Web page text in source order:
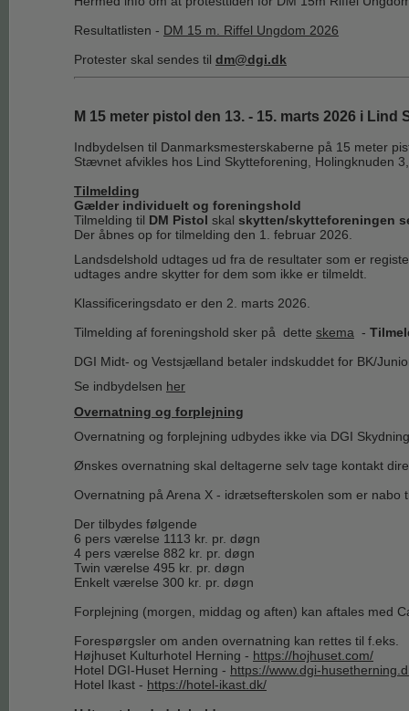
Resultatlisten - DM 15 m. Riffel Ungdom 2026
Protester skal sendes til dm@dgi.dk
M 15 meter pistol den 13. - 15. marts 2026 i Lind
Indbydelsen til Danmarksmesterskaberne på 15 meter
Stævnet afvikles hos Lind Skytteforening, Holingknuden
Tilmelding
Gælder individuelt og foreningshold
Tilmelding til DM Pistol skal skytten/skytteforeningen
Der åbnes op for tilmelding den 1. februar 2026.
Landsdelshold udtages ud fra de resultater som er
udtages andre skytter for dem som ikke er tilmeldt.
Klassificeringsdato er den 2. marts 2026.
Tilmelding af foreningshold sker på dette skema -
DGI Midt- og Vestsjælland betaler indskuddet for BK/
Se indbydelsen her
Overnatning og forplejning
Overnatning og forplejning udbydes ikke via DGI Skydning
Ønskes overnatning skal deltagerne selv tage kontakt
Overnatning på Arena X - idrætsefterskolen som er
Der tilbydes følgende
6 pers værelse 1113 kr. pr. døgn
4 pers værelse 882 kr. pr. døgn
Twin værelse 495 kr. pr. døgn
Enkelt værelse 300 kr. pr. døgn
Forplejning (morgen, middag og aften) kan aftales med
Forespørgsler om anden overnatning kan rettes til f.eks.
Højhuset Kulturhotel Herning - https://hojhuset.com/
Hotel DGI-Huset Herning - https://www.dgi-
Hotel Ikast - https://hotel-ikast.dk/